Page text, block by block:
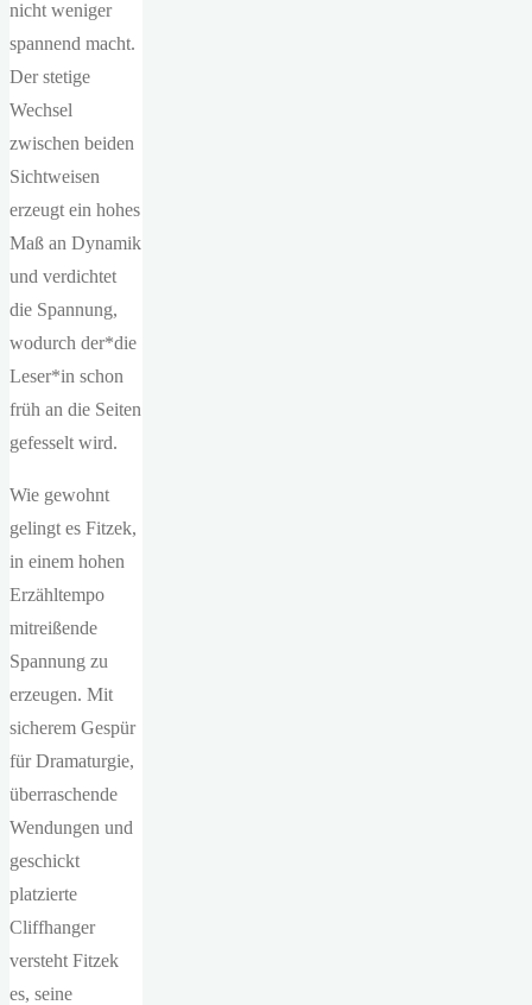
nicht weniger
spannend macht.
Der stetige
Wechsel
zwischen beiden
Sichtweisen
erzeugt ein hohes
Maß an Dynamik
und verdichtet
die Spannung,
wodurch der*die
Leser*in schon
früh an die Seiten
gefesselt wird.
Wie gewohnt
gelingt es Fitzek,
in einem hohen
Erzähltempo
mitreißende
Spannung zu
erzeugen. Mit
sicherem Gespür
für Dramaturgie,
überraschende
Wendungen und
geschickt
platzierte
Cliffhanger
versteht Fitzek
es, seine